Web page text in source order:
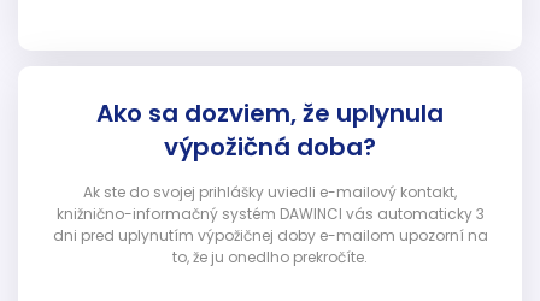
Ako sa dozviem, že uplynula
výpožičná doba?
Ak ste do svojej prihlášky uviedli e-mailový kontakt,
knižnično-informačný systém DAWINCI vás automaticky 3
dni pred uplynutím výpožičnej doby e-mailom upozorní na
to, že ju onedlho prekročíte.